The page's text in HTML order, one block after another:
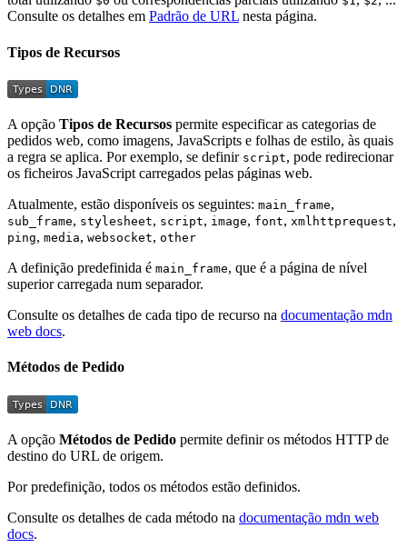
Consulte os detalhes em Padrão de URL nesta página.
Tipos de Recursos
A opção Tipos de Recursos permite especificar as categorias de
pedidos web, como imagens, JavaScripts e folhas de estilo, às quais
a regra se aplica. Por exemplo, se definir script, pode redirecionar
os ficheiros JavaScript carregados pelas páginas web.
Atualmente, estão disponíveis os seguintes: main_frame,
sub_frame, stylesheet, script, image, font, xmlhttprequest,
ping, media, websocket, other
A definição predefinida é main_frame, que é a página de nível
superior carregada num separador.
Consulte os detalhes de cada tipo de recurso na documentação mdn
web docs.
Métodos de Pedido
A opção Métodos de Pedido permite definir os métodos HTTP de
destino do URL de origem.
Por predefinição, todos os métodos estão definidos.
Consulte os detalhes de cada método na documentação mdn web
docs.